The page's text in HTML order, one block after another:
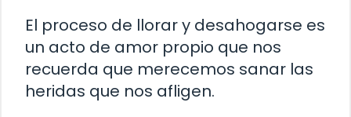
El proceso de llorar y desahogarse es
un acto de amor propio que nos
recuerda que merecemos sanar las
heridas que nos afligen.